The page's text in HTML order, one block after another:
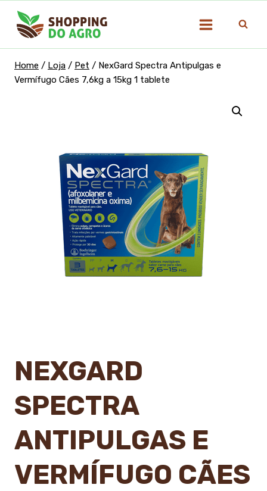
para
Home / Loja / Pet / NexGard Spectra Antipulgas e
Vermífugo Cães 7,6kg a 15kg 1 tablete
NEXGARD
SPECTRA
ANTIPULGAS E
VERMÍFUGO CÃES